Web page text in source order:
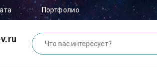
Портфолио